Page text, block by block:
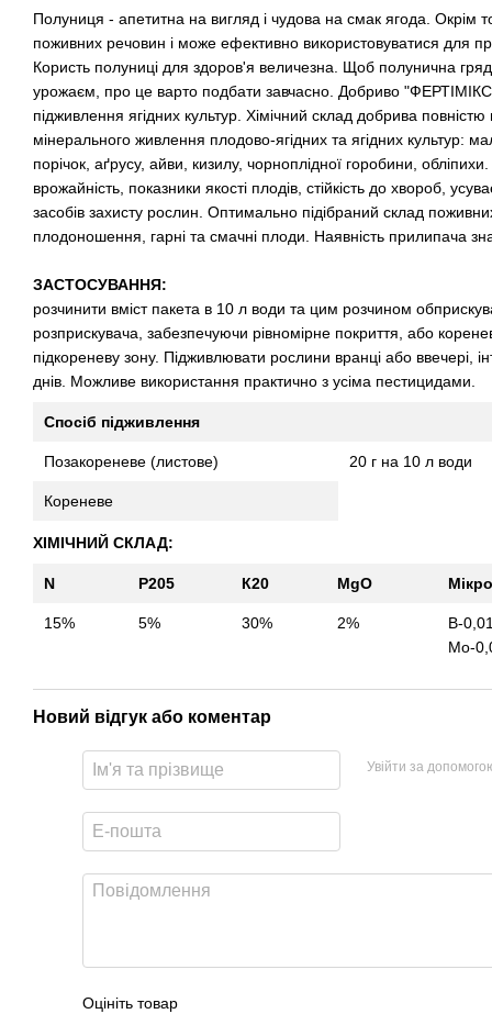
Полуниця - апетитна на вигляд і чудова на смак ягода. Окрім
поживних речовин і може ефективно використовуватися для
Користь полуниці для здоров'я величезна. Щоб полунична
урожаєм, про це варто подбати завчасно. Добриво
підживлення ягідних культур. Хімічний склад добрива повністю
мінерального живлення плодово-ягідних та ягідних культур:
порічок, аґрусу, айви, кизилу, чорноплідної горобини,
врожайність, показники якості плодів, стійкість до хвороб,
засобів захисту рослин. Оптимально підібраний склад
плодоношення, гарні та смачні плоди. Наявність прилипача
ЗАСТОСУВАННЯ:
розчинити вміст пакета в 10 л води та цим розчином
розприскувача, забезпечуючи рівномірне покриття, або
підкореневу зону. Підживлювати рослини вранці або ввечері,
днів. Можливе використання практично з усіма пестицидами.
Спосіб підживлення
Позакореневе (листове) 20 г на 10 л води
Кореневе
ХІМІЧНИЙ СКЛАД:
N Р205 К20 MgO
15% 5% 30% 2%
В-
Мо-
Новий відгук або коментар
Увійти за
Оцініть товар